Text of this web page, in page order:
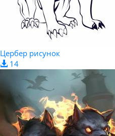
Цербер рисунок
14